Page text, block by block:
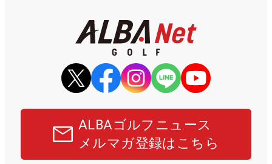
ALBAゴルフニュース
メルマガ登録はこちら